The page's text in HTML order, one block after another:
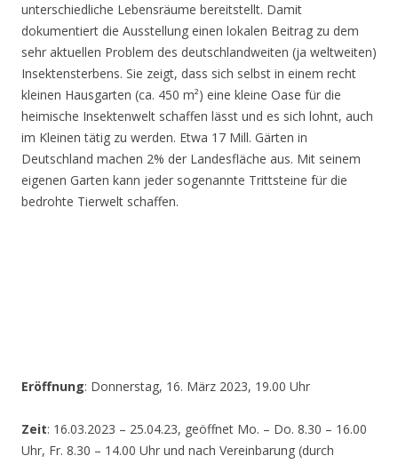
unterschiedliche Lebensräume bereitstellt. Damit
dokumentiert die Ausstellung einen lokalen Beitrag zu dem
sehr aktuellen Problem des deutschlandweiten (ja weltweiten)
Insektensterbens. Sie zeigt, dass sich selbst in einem recht
kleinen Hausgarten (ca. 450 m²) eine kleine Oase für die
heimische Insektenwelt schaffen lässt und es sich lohnt, auch
im Kleinen tätig zu werden. Etwa 17 Mill. Gärten in
Deutschland machen 2% der Landesfläche aus. Mit seinem
eigenen Garten kann jeder sogenannte Trittsteine für die
bedrohte Tierwelt schaffen.
Eröffnung: Donnerstag, 16. März 2023, 19.00 Uhr
Zeit: 16.03.2023 – 25.04.23, geöffnet Mo. – Do. 8.30 – 16.00
Uhr, Fr. 8.30 – 14.00 Uhr und nach Vereinbarung (durch